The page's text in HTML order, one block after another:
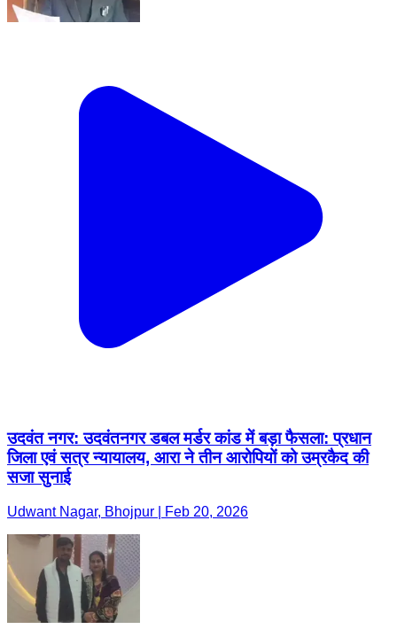
उदवंत नगर: उदवंतनगर डबल मर्डर कांड में बड़ा फैसला: प्रधान
जिला एवं सत्र न्यायालय, आरा ने तीन आरोपियों को उम्रकैद की
सजा सुनाई
Udwant Nagar, Bhojpur | Feb 20, 2026